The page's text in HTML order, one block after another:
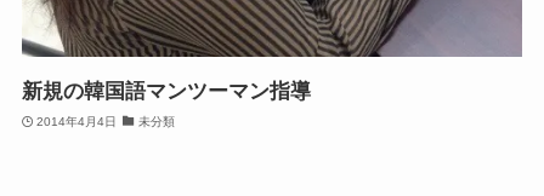
新規の韓国語マンツーマン指導
2014年4月4日 未分類